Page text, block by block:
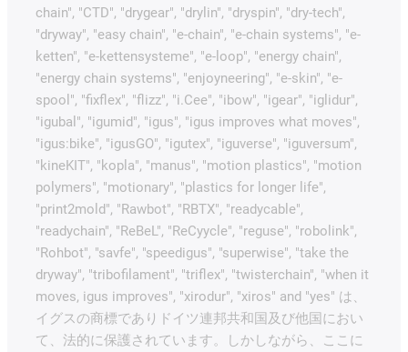
chain", "CTD", "drygear", "drylin", "dryspin", "dry-tech",
"dryway", "easy chain", "e-chain", "e-chain systems", "e-
ketten", "e-kettensysteme", "e-loop", "energy chain",
"energy chain systems", "enjoyneering", "e-skin", "e-
spool", "fixflex", "flizz", "i.Cee", "ibow", "igear", "iglidur",
"igubal", "igumid", "igus", "igus improves what moves",
"igus:bike", "igusGO", "igutex", "iguverse", "iguversum",
"kineKIT", "kopla", "manus", "motion plastics", "motion
polymers", "motionary", "plastics for longer life",
"print2mold", "Rawbot", "RBTX", "readycable",
"readychain", "ReBeL", "ReCyycle", "reguse", "robolink",
"Rohbot", "savfe", "speedigus", "superwise", "take the
dryway", "tribofilament", "triflex", "twisterchain", "when it
moves, igus improves", "xirodur", "xiros" and "yes" は、
イグスの商標でありドイツ連邦共和国及び他国におい
て、法的に保護されています。しかしながら、ここに